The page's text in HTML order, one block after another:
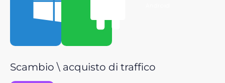
Scambio \ acquisto di traffico